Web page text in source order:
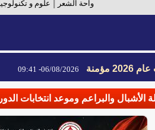
واحة الشعر
علوم و
مؤمنة 06/08/2026- 09:41
مؤمنة 06/08/2026- 09:41
الأشبال والبراعم وموعد انتخابات